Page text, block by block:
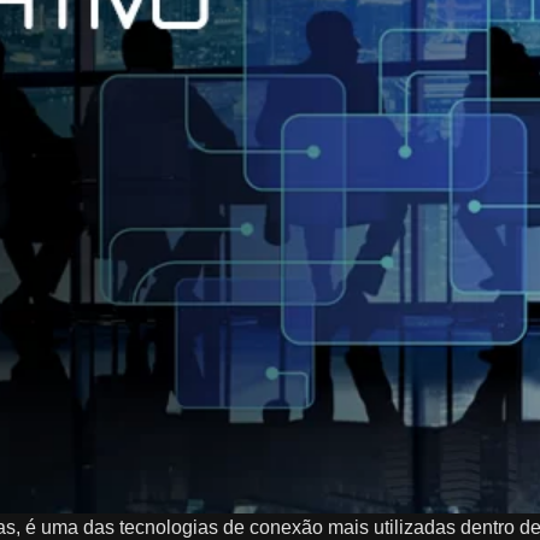
é uma das tecnologias de conexão mais utilizadas dentro